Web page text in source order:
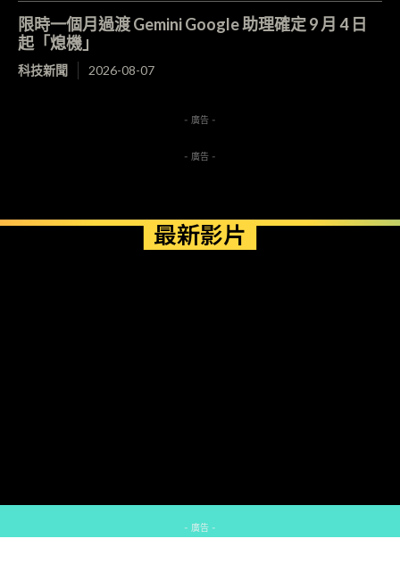
限時一個月過渡 Gemini Google 助理確定 9 月 4 日
起「熄機」
科技新聞 2026-08-07
- 廣告 -
- 廣告 -
最新影片
- 廣告 -